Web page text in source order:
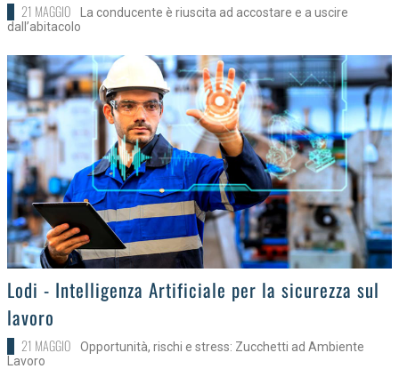
21 MAGGIO
La conducente è riuscita ad accostare e a uscire
dall’abitacolo
>Lodi - Intelligenza Artificiale per la sicurezza sul
lavoro
21 MAGGIO
Opportunità, rischi e stress: Zucchetti ad Ambiente
Lavoro